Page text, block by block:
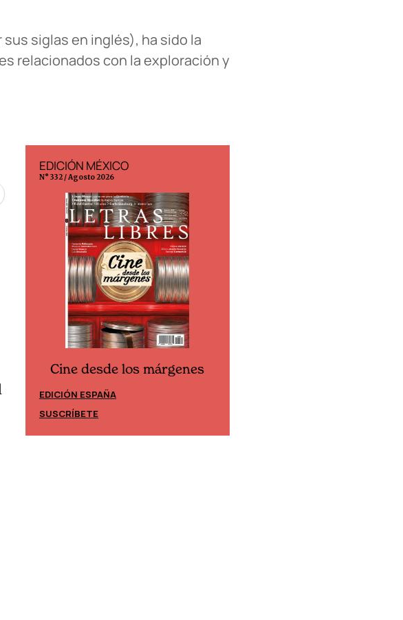
siglas en inglés), ha sido la
relacionados con la exploración y
EDICIÓN MÉXICO
N° 332 / Agosto 2026
Cine desde los márgenes
EDICIÓN ESPAÑA
SUSCRÍBETE